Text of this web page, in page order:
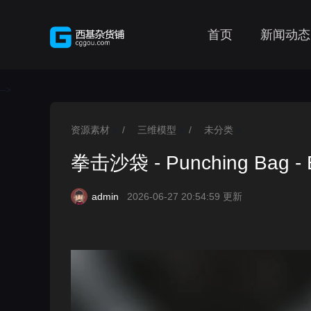
首页 新闻动态
-->
资源素材 / 三维模型 / 未分类
拳击沙袋 - Punching Bag -
admin 2026-06-27 20:54:59 更新